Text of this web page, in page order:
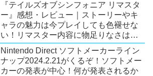
『テイルズオブシンフォニア リマスタ
ー』感想・レビュー｜ストーリーやキ
ャラの魅力は今プレイしても色褪せな
い！リマスター内容に物足りなさはあ
るが、プレイする価値のあるシリーズ
の人気作【Switch/PS4/Xone】
Nintendo Direct ソフトメーカーライン
ナップ2024.2.21がくるぞ！ソフトメー
カーの発表が中心！何が発表されるか